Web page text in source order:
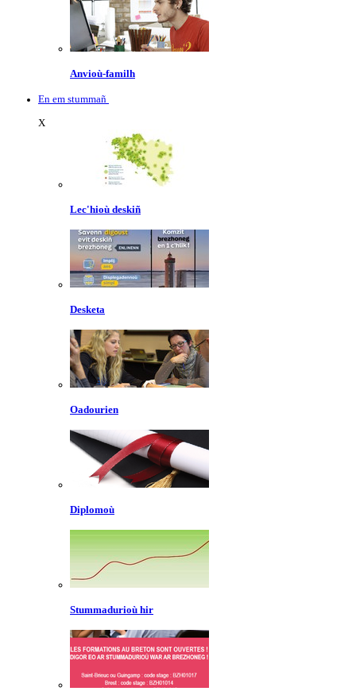
Anvioù-familh
En em stummañ
X
Lec'hioù deskiñ
Desketa
Oadourien
Diplomoù
Stummadurioù hir